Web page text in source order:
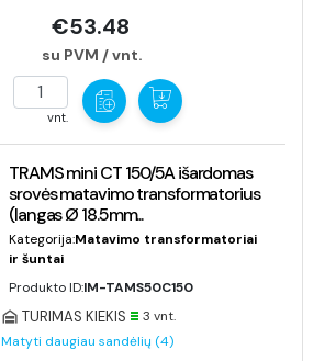
€53.48
su PVM / vnt.
vnt.
TRAMS mini CT 150/5A išardomas
srovės matavimo transformatorius
(langas Ø 18.5mm...
Kategorija:Matavimo transformatoriai
ir šuntai
Produkto ID:IM-TAMS50C150
3 vnt.
TURIMAS KIEKIS
Matyti daugiau sandėlių (4)